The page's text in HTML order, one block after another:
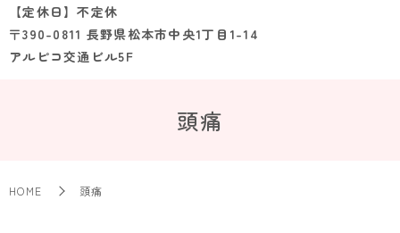
【定休日】不定休
〒390-0811 長野県松本市中央1丁目1-14
アルピコ交通ビル5F
頭痛
HOME 頭痛